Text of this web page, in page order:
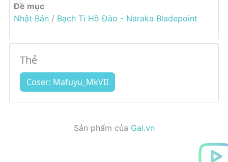
Đề mục
Nhật Bản / Bạch Ti Hồ Đào - Naraka Bladepoint
Thẻ
Coser: Mafuyu_MkVII
Sản phẩm của Gai.vn